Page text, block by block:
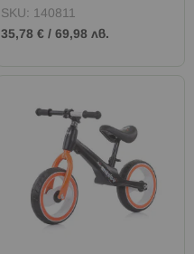
SKU: 140811
35,78 € /69,98 лв.